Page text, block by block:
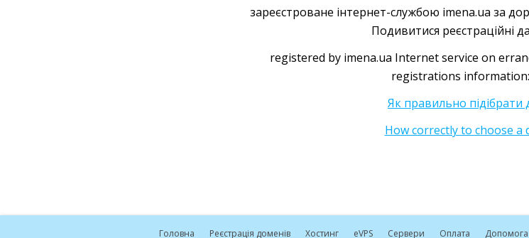
зареєстроване інтернет-службою imena.ua за
Подивитися реєстраційні
registered by imena.ua Internet service on
registrations information:
Як правильно підібрати
How correctly to choose a
Головна Реєстрація доменів Хостинг eVPS Сервери Оплата Допомога